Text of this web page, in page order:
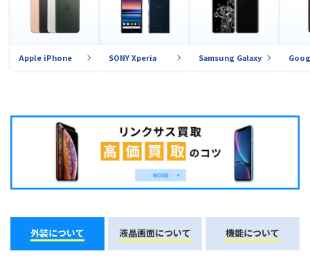
Apple iPhone SONY Xperia Samsung Galaxy
外装について 液晶画面について 機能について